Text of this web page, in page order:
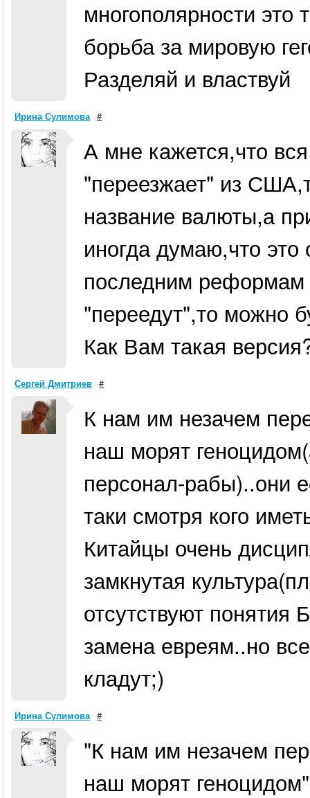
многополярности
борьба за мировую
Разделяй и властвуй
Ирина Сулимова #
А мне кажется,что
"переезжает" из
название валюты,а
иногда думаю,что
последним реформам
"переедут",то можно
Как Вам такая
Сергей Дмитриев #
К нам им незачем
наш морят
персонал-рабы)..они
таки смотря кого
Китайцы очень
замкнутая
отсутствуют понятия
замена евреям..но
кладут;)
Ирина Сулимова #
"К нам им незачем
наш морят